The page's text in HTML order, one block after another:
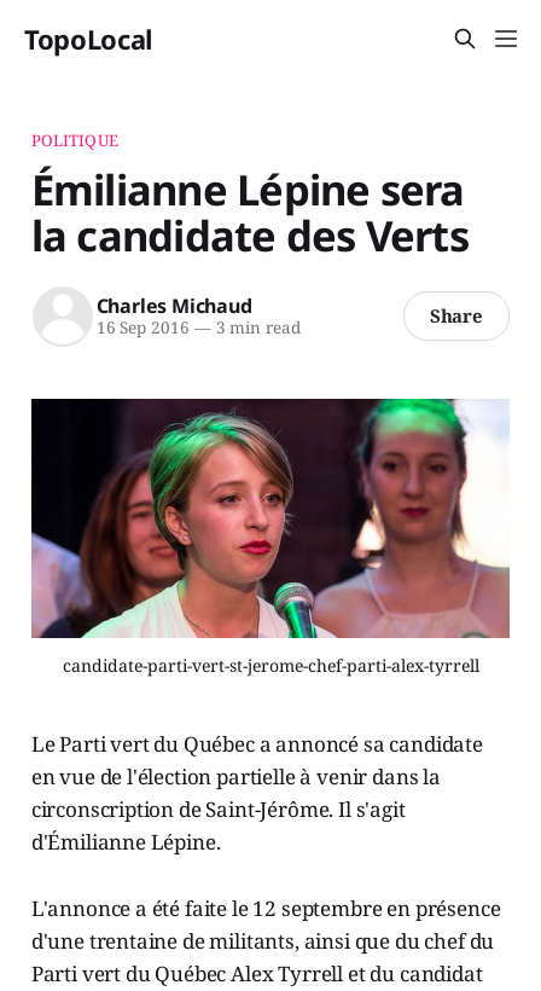
TopoLocal
POLITIQUE
Émilianne Lépine sera
la candidate des Verts
Charles Michaud
16 Sep 2016 —3 min read Share
candidate-parti-vert-st-jerome-chef-parti-alex-tyrrell
Le Parti vert du Québec a annoncé sa candidate
en vue de l'élection partielle à venir dans la
circonscription de Saint-Jérôme. Il s'agit
d'Émilianne Lépine.
L'annonce a été faite le 12 septembre en présence
d'une trentaine de militants, ainsi que du chef du
Parti vert du Québec Alex Tyrrell et du candidat